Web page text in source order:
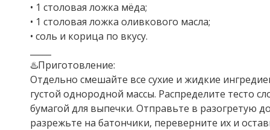
• 1 столовая ложка мёда;
• 1 столовая ложка оливкового масла;
• соль и корица по вкусу.
♨️Приготовление:
Отдельно смешайте все сухие и жидкие
густой однородной массы. Распределите тесто
бумагой для выпечки. Отправьте в разогретую
разрежьте на батончики, переверните их и